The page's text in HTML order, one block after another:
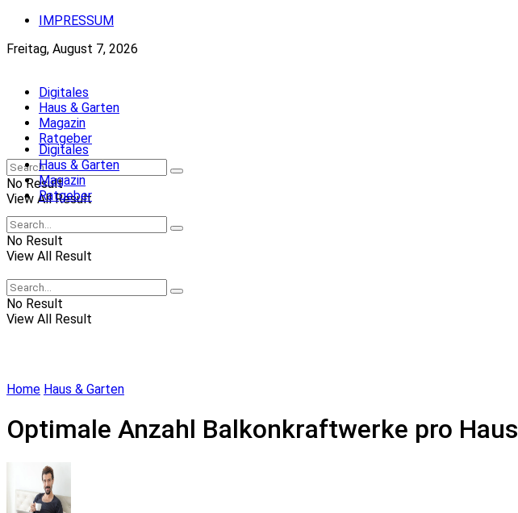
IMPRESSUM
Freitag, August 7, 2026
Digitales
Haus & Garten
Magazin
Ratgeber
No Result
View All Result
Digitales
Haus & Garten
Magazin
Ratgeber
No Result
View All Result
No Result
View All Result
Home Haus & Garten
Optimale Anzahl Balkonkraftwerke pro Haus